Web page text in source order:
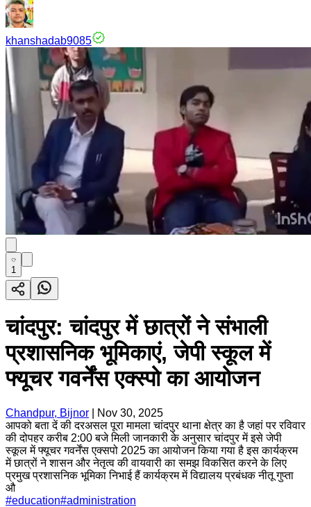
khanshadab9085
1
चांदपुर: चांदपुर में छात्रों ने संभाली
प्रशासनिक भूमिकाएं, जेपी स्कूल में
फ्यूचर गवर्नेंस एक्स्पो का आयोजन
Chandpur, Bijnor
Nov 30, 2025
आपको बता दें की दरअसल पूरा मामला चांदपुर थाना क्षेत्र का है जहां पर रविवार
की दोपहर करीब 2:00 बजे मिली जानकारी के अनुसार चांदपुर में इसे जेपी
स्कूल में फ्यूचर गवर्नेंस एक्सपो 2025 का आयोजन किया गया है इस कार्यक्रम
में छात्रों ने शासन और नेतृत्व की वायवारी का समझ विकसित करने के लिए
प्रमुख प्रशासनिक भूमिका निभाई हैं कार्यक्रम में विद्यालय प्रबंधक नीतू गुप्ता
औ
#education#administration